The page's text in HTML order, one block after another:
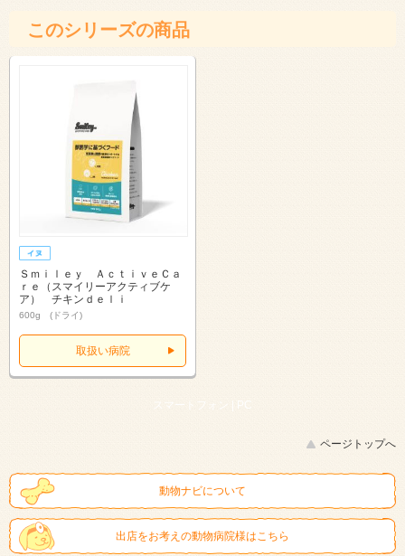
このシリーズの商品
Ｓｍｉｌｅｙ ＡｃｔｉｖｅＣａ
ｒｅ（スマイリーアクティブケ
ア） チキンｄｅｌｉ
600g (ドライ)
取扱い病院
スマートフォン |
ページトップへ
動物ナビについて
出店をお考えの動物病院様はこちら